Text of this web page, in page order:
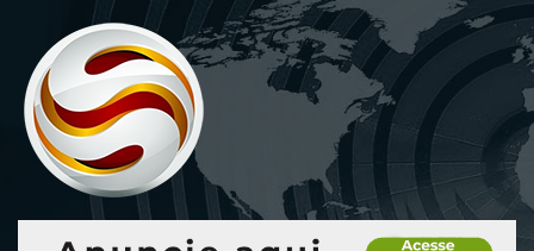
content
Portal Monitoramento
O portal que manitora a notícias para você!